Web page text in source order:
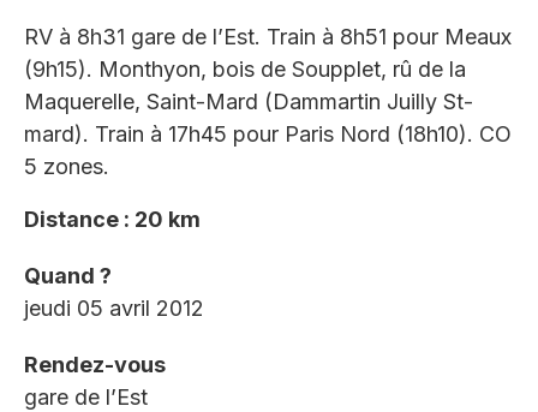
RV à 8h31 gare de l’Est. Train à 8h51 pour Meaux
(9h15). Monthyon, bois de Soupplet, rû de la
Maquerelle, Saint-Mard (Dammartin Juilly St-
mard). Train à 17h45 pour Paris Nord (18h10). CO
5 zones.
Distance : 20 km
Quand ?
jeudi 05 avril 2012
Rendez-vous
gare de l’Est